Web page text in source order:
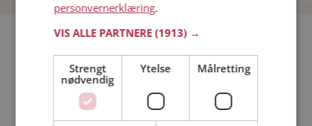
Bli medlem gratis!
Jeg er en:
personvernerklæring.
VIS ALLE PARTNERE(1913) →
Strengt
nødvendig
Ytelse Målretting